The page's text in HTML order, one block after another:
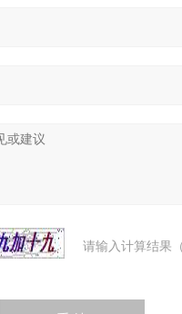
请输入计算结果